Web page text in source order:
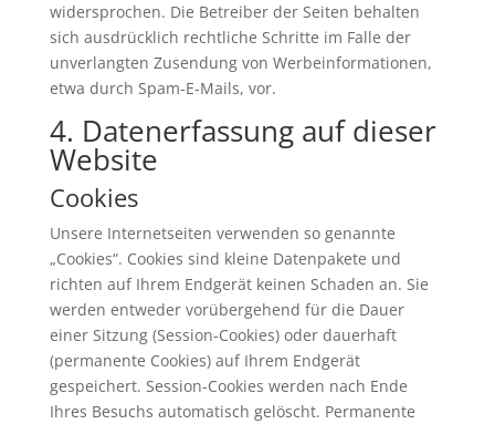
widersprochen. Die Betreiber der Seiten behalten
sich ausdrücklich rechtliche Schritte im Falle der
unverlangten Zusendung von Werbeinformationen,
etwa durch Spam-E-Mails, vor.
4. Datenerfassung auf dieser
Website
Cookies
Unsere Internetseiten verwenden so genannte
„Cookies“. Cookies sind kleine Datenpakete und
richten auf Ihrem Endgerät keinen Schaden an. Sie
werden entweder vorübergehend für die Dauer
einer Sitzung (Session-Cookies) oder dauerhaft
(permanente Cookies) auf Ihrem Endgerät
gespeichert. Session-Cookies werden nach Ende
Ihres Besuchs automatisch gelöscht. Permanente